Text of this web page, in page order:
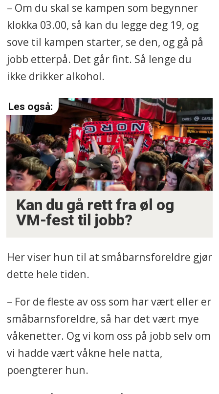
– Om du skal se kampen som begynner
klokka 03.00, så kan du legge deg 19, og
sove til kampen starter, se den, og gå på
jobb etterpå. Det går fint. Så lenge du
ikke drikker alkohol.
Kan du gå rett fra øl og
VM-fest til jobb?
Her viser hun til at småbarnsforeldre gjør
dette hele tiden.
– For de fleste av oss som har vært eller er
småbarnsforeldre, så har det vært mye
våkenetter. Og vi kom oss på jobb selv om
vi hadde vært våkne hele natta,
poengterer hun.